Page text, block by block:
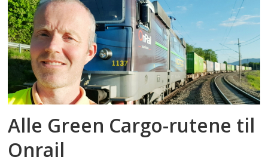
Alle Green Cargo-rutene til
Onrail